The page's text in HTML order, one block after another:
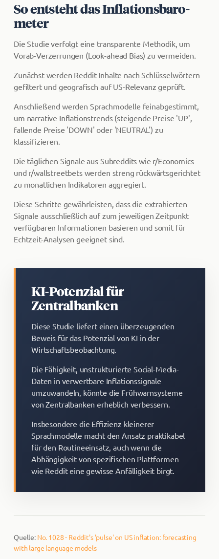
So entsteht das In­fla­ti­ons­ba­ro­
me­ter
Die Studie verfolgt eine transparente Methodik, um
Vorab-Verzerrungen (Look-ahead Bias) zu vermeiden.
Zunächst werden Reddit-Inhalte nach Schlüsselwörtern
gefiltert und geografisch auf US-Relevanz geprüft.
Anschließend werden Sprachmodelle feinabgestimmt,
um narrative Inflationstrends (steigende Preise 'UP',
fallende Preise 'DOWN' oder 'NEUTRAL') zu
klassifizieren.
Die täglichen Signale aus Subreddits wie r/Economics
und r/wallstreetbets werden streng rückwärtsgerichtet
zu monatlichen Indikatoren aggregiert.
Diese Schritte gewährleisten, dass die extrahierten
Signale ausschließlich auf zum jeweiligen Zeitpunkt
verfügbaren Informationen basieren und somit für
Echtzeit-Analysen geeignet sind.
KI-Potenzial für
Zentralbanken
Diese Studie liefert einen überzeugenden
Beweis für das Potenzial von KI in der
Wirtschaftsbeobachtung.
Die Fähigkeit, unstrukturierte Social-Media-
Daten in verwertbare Inflationssignale
umzuwandeln, könnte die Frühwarnsysteme
von Zentralbanken erheblich verbessern.
Insbesondere die Effizienz kleinerer
Sprachmodelle macht den Ansatz praktikabel
für den Routineeinsatz, auch wenn die
Abhängigkeit von spezifischen Plattformen
wie Reddit eine gewisse Anfälligkeit birgt.
Quelle: No. 1028 - Reddit's 'pulse' on US inflation: forecasting
with large language models